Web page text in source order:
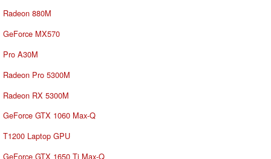
Radeon 880M
GeForce MX570
Pro A30M
Radeon Pro 5300M
Radeon RX 5300M
GeForce GTX 1060 Max-Q
T1200 Laptop GPU
GeForce GTX 1650 Ti Max-Q